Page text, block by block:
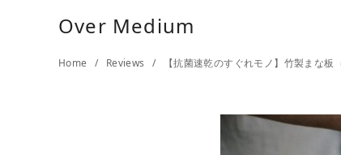
Over Medium
Home Reviews 【抗菌速乾のすぐれモノ】竹製まな